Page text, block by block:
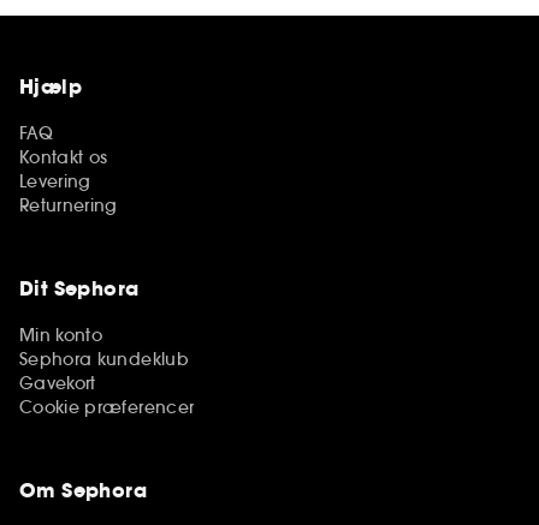
Hjælp
FAQ
Kontakt os
Levering
Returnering
Dit Sephora
Min konto
Sephora kundeklub
Gavekort
Cookie præferencer
Om Sephora